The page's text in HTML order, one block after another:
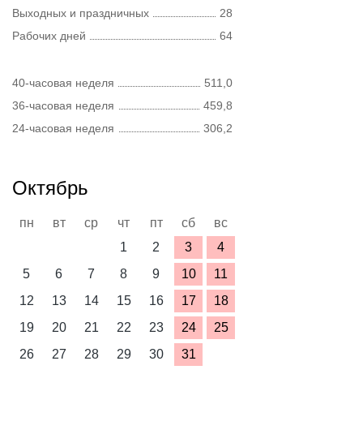
Выходных и праздничных
28
Рабочих дней
64
40-часовая неделя
511,0
36-часовая неделя
459,8
24-часовая неделя
306,2
Октябрь
пн вт ср чт пт сб
вс
1
2 3
4
5
6 7 8 9 10
11
12
13 14 15 16 17
18
19
20 21 22 23 24
25
26
27 28 29 30 31